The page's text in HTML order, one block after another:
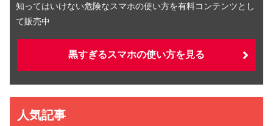
知ってはいけない危険なスマホの使い方を有料コンテンツとし
て販売中
黒すぎるスマホの使い方を見る
人気記事